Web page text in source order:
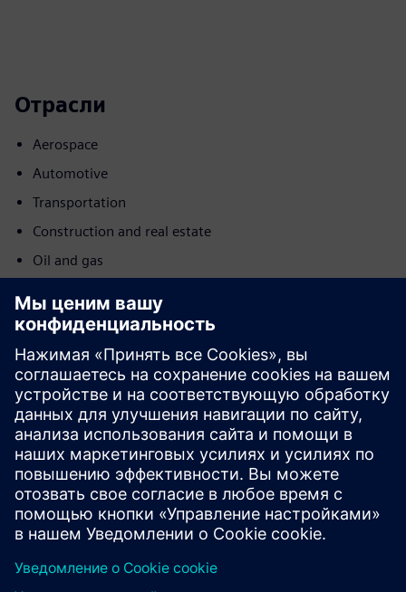
Отрасли
Aerospace
Automotive
Transportation
Construction and real estate
Oil and gas
Pharma and life science
Commercial buildings
Движение
Service
Услуги по внедрению, интеграции, эксплуатации и
обслуживанию продуктов/решений Siemens Xcelerator